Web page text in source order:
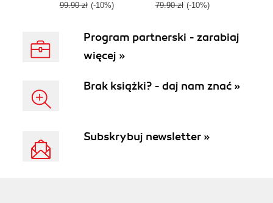
99.90 zł (-10%) 79.90 zł (-10%)
Program partnerski - zarabiaj
więcej »
Brak książki? - daj nam znać »
Subskrybuj newsletter »